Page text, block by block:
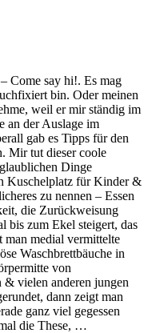
Come say hi!. Es mag
bin. Oder meinen
weil er mir ständig im
an der Auslage im
gab es Tipps für den
Mir tut dieser coole
Dinge
Kuschelplatz für Kinder &
zu nennen – Essen
die Zurückweisung
bis zum Ekel steigert, das
man medial vermittelte
Waschbrettbäuche in
von
& vielen anderen jungen
dann zeigt man
ganz viel gegessen
die These, …